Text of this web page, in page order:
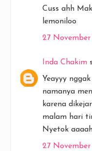
Cuss ahh
lemoniloo
27
Inda Chakim
Yeayyy
namanya
karena
malam hari
Nyetok
27 November